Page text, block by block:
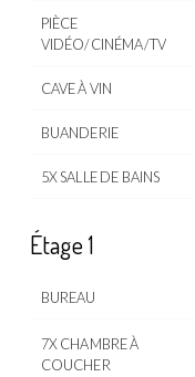
PIÈCE
VIDÉO/CINÉMA/TV
CAVE À VIN
BUANDERIE
5X SALLE DE BAINS
Étage 1
BUREAU
7X CHAMBRE À
COUCHER